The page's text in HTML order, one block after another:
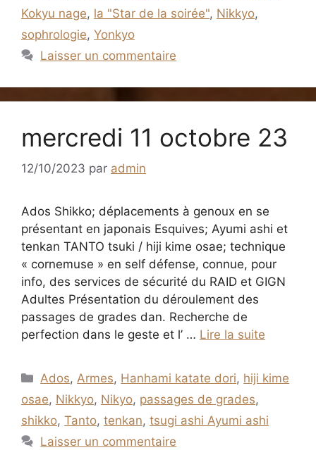
Kokyu nage, la "Star de la soirée", Nikkyo,
sophrologie, Yonkyo
Laisser un commentaire
mercredi 11 octobre 23
12/10/2023 par admin
Ados Shikko; déplacements à genoux en se
présentant en japonais Esquives; Ayumi ashi et
tenkan TANTO tsuki / hiji kime osae; technique
« cornemuse » en self défense, connue, pour
info, des services de sécurité du RAID et GIGN
Adultes Présentation du déroulement des
passages de grades dan. Recherche de
perfection dans le geste et l’ … Lire la suite
Catégories
Ados,Armes, Hanhami katate dori, hiji kime
osae, Nikkyo, Nikyo, passages de grades,
shikko, Tanto, tenkan, tsugi ashi Ayumi ashi
Laisser un commentaire